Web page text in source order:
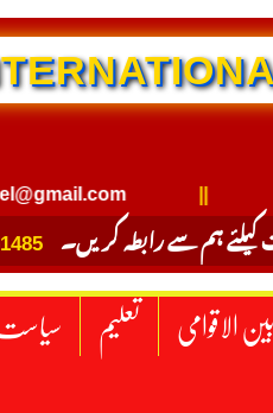
کیلئے ہم سے رابطہ کریں۔
بین الاقوامی تعلیم